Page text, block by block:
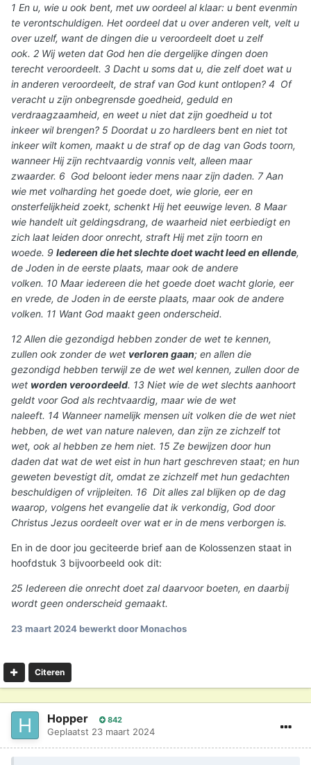
1 En u, wie u ook bent, met uw oordeel al klaar: u bent evenmin
te verontschuldigen. Het oordeel dat u over anderen velt, velt u
over uzelf, want de dingen die u veroordeelt doet u zelf
ook. 2 Wij weten dat God hen die dergelijke dingen doen
terecht veroordeelt. 3 Dacht u soms dat u, die zelf doet wat u
in anderen veroordeelt, de straf van God kunt ontlopen? 4 Of
veracht u zijn onbegrensde goedheid, geduld en
verdraagzaamheid, en weet u niet dat zijn goedheid u tot
inkeer wil brengen? 5 Doordat u zo hardleers bent en niet tot
inkeer wilt komen, maakt u de straf op de dag van Gods toorn,
wanneer Hij zijn rechtvaardig vonnis velt, alleen maar
zwaarder. 6 God beloont ieder mens naar zijn daden. 7 Aan
wie met volharding het goede doet, wie glorie, eer en
onsterfelijkheid zoekt, schenkt Hij het eeuwige leven. 8 Maar
wie handelt uit geldingsdrang, de waarheid niet eerbiedigt en
zich laat leiden door onrecht, straft Hij met zijn toorn en
woede. 9 Iedereen die het slechte doet wacht leed en ellende,
de Joden in de eerste plaats, maar ook de andere
volken. 10 Maar iedereen die het goede doet wacht glorie, eer
en vrede, de Joden in de eerste plaats, maar ook de andere
volken. 11 Want God maakt geen onderscheid.
12 Allen die gezondigd hebben zonder de wet te kennen,
zullen ook zonder de wet verloren gaan; en allen die
gezondigd hebben terwijl ze de wet wel kennen, zullen door de
wet worden veroordeeld. 13 Niet wie de wet slechts aanhoort
geldt voor God als rechtvaardig, maar wie de wet
naleeft. 14 Wanneer namelijk mensen uit volken die de wet niet
hebben, de wet van nature naleven, dan zijn ze zichzelf tot
wet, ook al hebben ze hem niet. 15 Ze bewijzen door hun
daden dat wat de wet eist in hun hart geschreven staat; en hun
geweten bevestigt dit, omdat ze zichzelf met hun gedachten
beschuldigen of vrijpleiten. 16 Dit alles zal blijken op de dag
waarop, volgens het evangelie dat ik verkondig, God door
Christus Jezus oordeelt over wat er in de mens verborgen is.
En in de door jou geciteerde brief aan de Kolossenzen staat in
hoofdstuk 3 bijvoorbeeld ook dit:
25 Iedereen die onrecht doet zal daarvoor boeten, en daarbij
wordt geen onderscheid gemaakt.
23 maart 2024bewerkt door Monachos
Citeren
Hopper 842
Geplaatst 23 maart 2024